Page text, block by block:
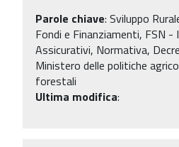
Parole chiave: Sviluppo
Fondi e Finanziamenti, FSN
Assicurativi, Normativa,
Ministero delle politiche
forestali
Ultima modifica: